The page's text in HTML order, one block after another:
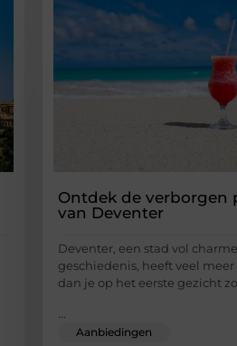
Ontdek de verborgen
van Deventer
Deventer, een stad vol
geschiedenis, heeft veel
dan je op het eerste gezicht
Aanbiedingen